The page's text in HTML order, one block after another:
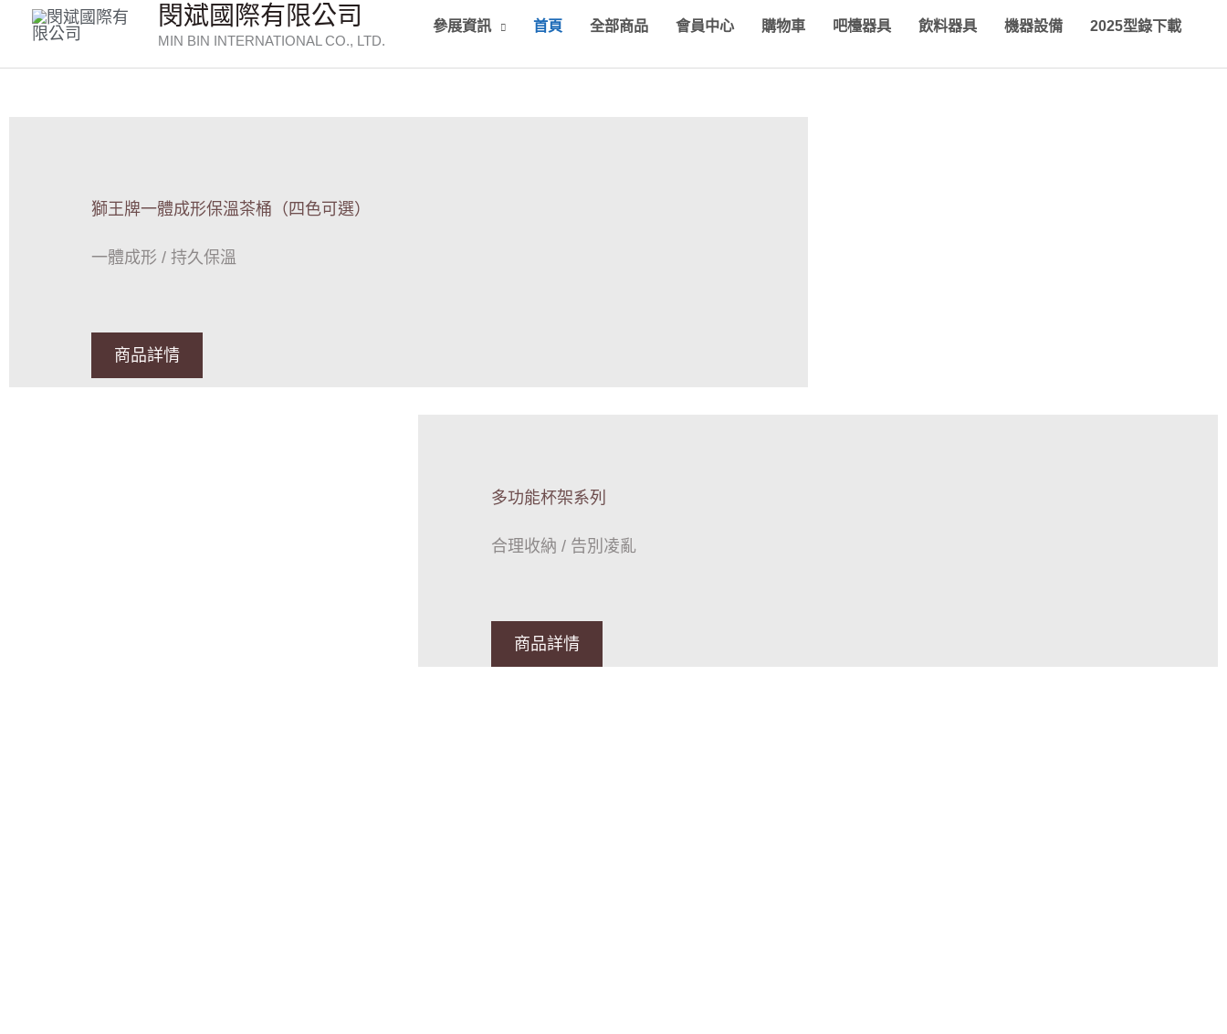
主
閔斌國際有限公司
MIN BIN INTERNATIONAL CO., LTD.
參展資訊 首頁 全部商品 會員中心 購物車 吧檯器具 飲料器具 機器設備 2025型錄下載
獅王牌一體成形保溫茶桶（四色可選）
一體成形 / 持久保溫
商品詳情
多功能杯架系列
合理收納 / 告別凌亂
商品詳情